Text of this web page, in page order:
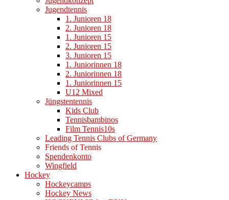
Jugendtennis
1. Junioren 18
2. Junioren 18
1. Junioren 15
2. Junioren 15
3. Junioren 15
1. Juniorinnen 18
2. Juniorinnen 18
1. Juniorinnen 15
U12 Mixed
Jüngstentennis
Kids Club
Tennisbambinos
Film Tennis10s
Leading Tennis Clubs of Germany
Friends of Tennis
Spendenkonto
Wingfield
Hockey
Hockeycamps
Hockey News